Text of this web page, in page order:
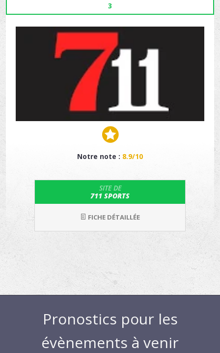
3
Notre note : 8.9/10
SITE DE
711 SPORTS
FICHE DÉTAILLÉE
Pronostics pour les
évènements à venir